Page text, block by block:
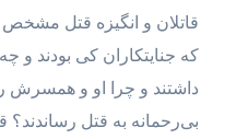
قاتلان و انگیزه قتل
که جنایتکاران کی بودند و
داشتند و چرا او و همسرش را
بی‌رحمانه به قتل رساندند؟